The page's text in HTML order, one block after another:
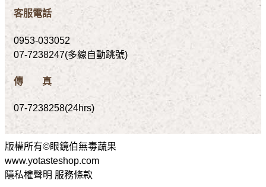
客服電話
0953-033052
07-7238247(多線自動跳號)
傳 真
07-7238258(24hrs)
版權所有©眼鏡伯無毒蔬果
www.yotasteshop.com
隱私權聲明 服務條款